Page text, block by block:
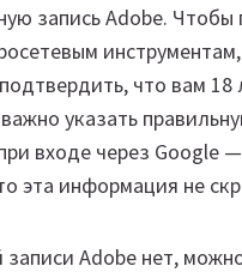
запись Adobe. Чтобы
инструментам,
что вам 18
указать
входе через Google —
эта информация не
записи Adobe нет,